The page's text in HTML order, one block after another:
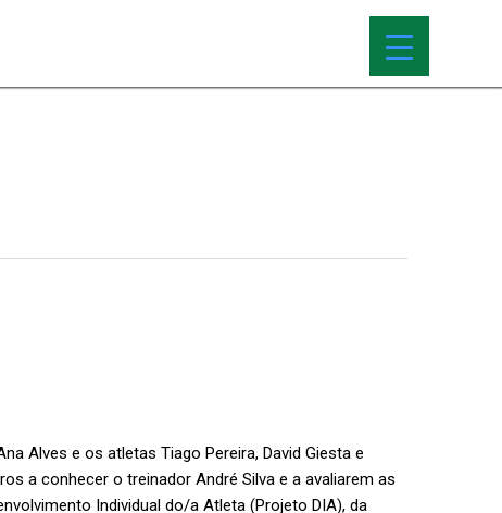
Alves e os atletas Tiago Pereira, David Giesta e
a conhecer o treinador André Silva e a avaliarem as
Individual do/a Atleta (Projeto DIA), da